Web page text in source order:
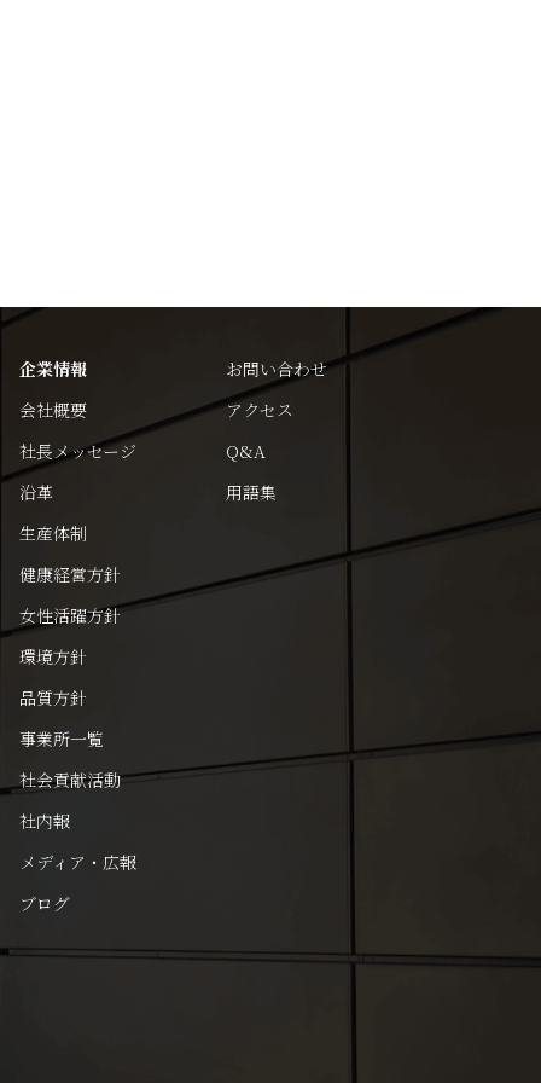
企業情報
会社概要
社長メッセージ
沿革
生産体制
健康経営方針
女性活躍方針
環境方針
品質方針
事業所一覧
社会貢献活動
社内報
メディア・広報
ブログ
お問い合わせ
アクセス
Q&A
用語集